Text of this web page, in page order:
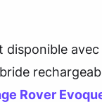
disponible
Rover